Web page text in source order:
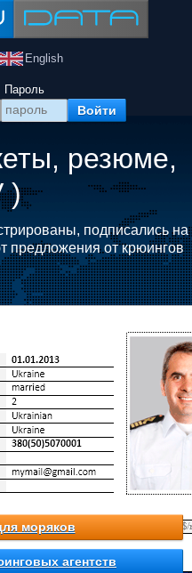
English
Пароль
резюме,
)
подписались на
предложения от крюингов
моряков
агентств